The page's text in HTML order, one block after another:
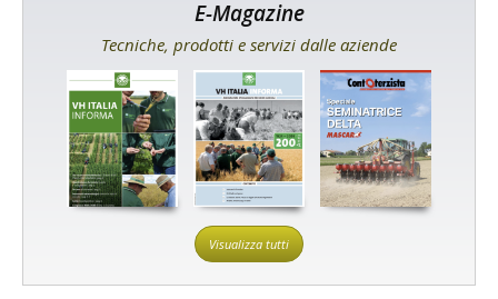
E-Magazine
Tecniche, prodotti e servizi dalle aziende
Visualizza tutti